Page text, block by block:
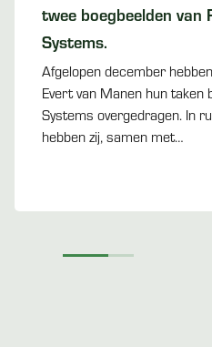
twee boegbeelden van
Systems.
Afgelopen december
Evert van Manen hun taken
Systems overgedragen. In
hebben zij, samen met…